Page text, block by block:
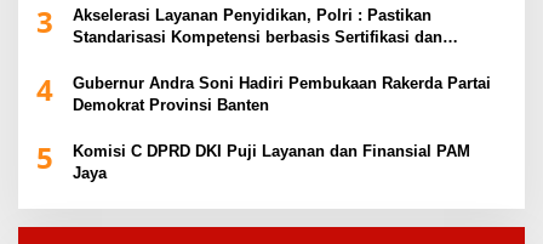
3
Akselerasi Layanan Penyidikan, Polri : Pastikan
Standarisasi Kompetensi berbasis Sertifikasi dan
4
Gubernur Andra Soni Hadiri Pembukaan Rakerda Partai
Demokrat Provinsi Banten
5
Komisi C DPRD DKI Puji Layanan dan Finansial PAM
Jaya